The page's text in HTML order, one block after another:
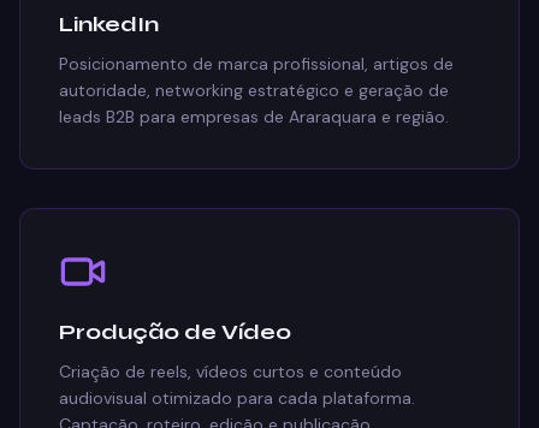
LinkedIn
Posicionamento de marca profissional, artigos de
autoridade, networking estratégico e geração de
leads B2B para empresas de Araraquara e região.
Produção de Vídeo
Criação de reels, vídeos curtos e conteúdo
audiovisual otimizado para cada plataforma.